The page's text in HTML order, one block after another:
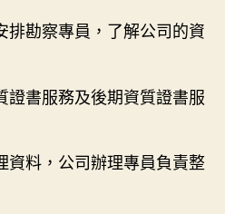
排勘察專員，了解公司的資
證書服務及後期資質證書服
資料，公司辦理專員負責整